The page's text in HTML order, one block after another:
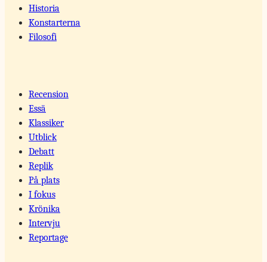
Historia
Konstarterna
Filosofi
Recension
Essä
Klassiker
Utblick
Debatt
Replik
På plats
I fokus
Krönika
Intervju
Reportage